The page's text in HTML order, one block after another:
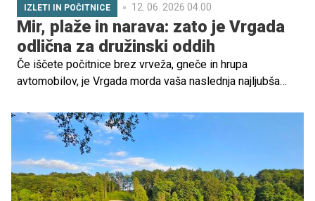
IZLETI IN POČITNICE 12. 06. 2026 04.00
Mir, plaže in narava: zato je Vrgada
odlična za družinski oddih
Če iščete počitnice brez vrveža, gneče in hrupa
avtomobilov, je Vrgada morda vaša naslednja najljubša
Biogradom na Moru in otokom Murter, ponuja popolno
okolje za družine, ki si želijo sprostitve, narave in
pristnega stika z lokalnim življenjem.